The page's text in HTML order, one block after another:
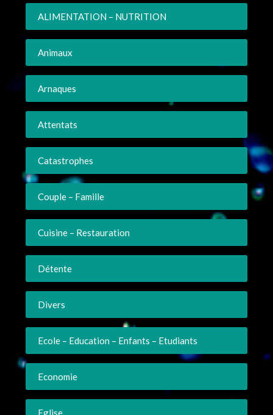
ALIMENTATION – NUTRITION
Animaux
Arnaques
Attentats
Catastrophes
Couple – Famille
Cuisine – Restauration
Détente
Divers
Ecole – Education – Enfants – Etudiants
Economie
Eglise